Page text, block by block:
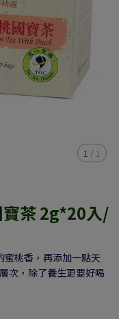
1 / 1
茶 2g*20入/
蜜桃香，再添加一點天
次，除了養生更要好喝